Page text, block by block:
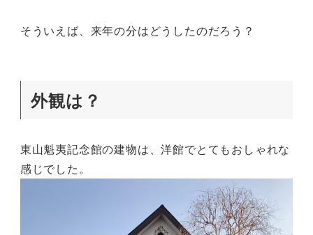
そういえば、来年の分はどうしたのだろう？
外観は？
東山魁夷記念館の建物は、洋館でとてもおしゃれな
感じでした。